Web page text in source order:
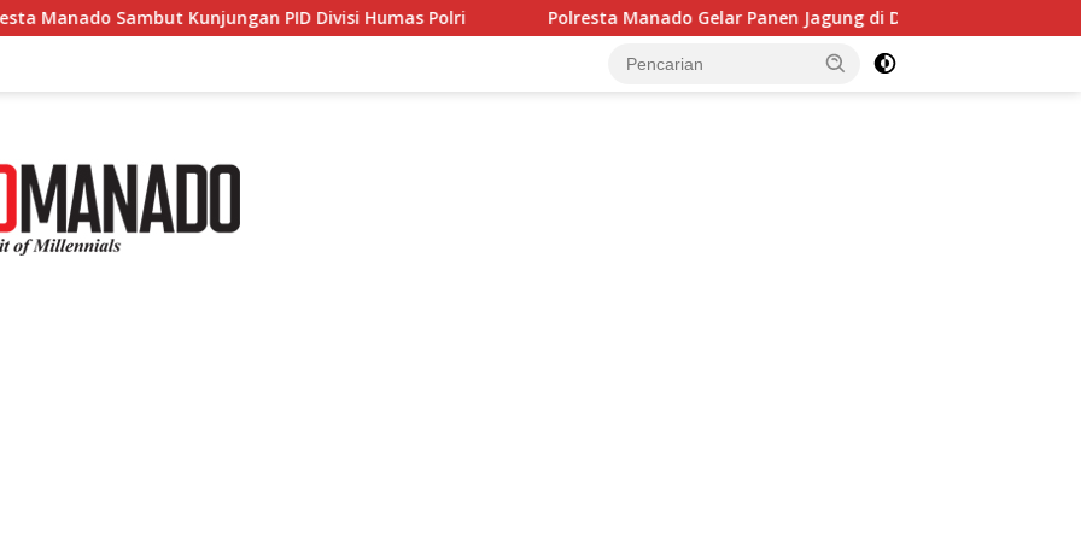
Kunjungan PID Divisi Humas Polri Polresta Manado Gelar Panen Jagung di Desa Sea, Perkuat Ketahanan Pangan